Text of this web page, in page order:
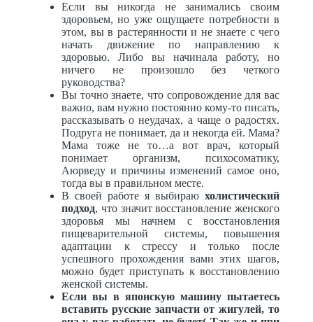
Если вы никогда не занимались своим
здоровьем, но уже ощущаете потребности в
этом, вы в растерянности и не знаете с чего
начать движение по направлению к
здоровью. Либо вы начинала работу, но
ничего не произошло без четкого
руководства?
Вы точно знаете, что сопровождение для вас
важно, вам нужно постоянно кому-то писать,
рассказывать о неудачах, а чаще о радостях.
Подруга не понимает, да и некогда ей. Мама?
Мама тоже не то…а вот врач, который
понимает организм, психосоматику,
Аюрведу и причины изменений самое оно,
тогда вы в правильном месте.
В своей работе я выбираю холистический
подход, что значит восстановление женского
здоровья мы начнем с восстановления
пищеварительной системы, повышения
адаптации к стрессу и только после
успешного прохождения вами этих шагов,
можно будет приступать к восстановлению
женской системы.
Если вы в японскую машину пытаетесь
вставить русские запчасти от жигулей, то